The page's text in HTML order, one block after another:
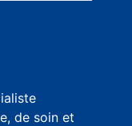
de soin et